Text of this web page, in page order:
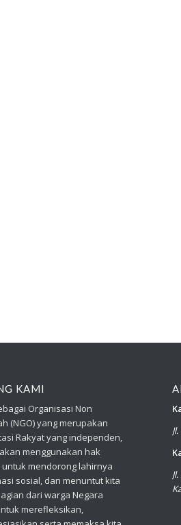
KAMI
Organisasi Non
(NGO) yang merupakan
Rakyat yang independen,
menggunakan hak
mendorong lahirnya
sosial, dan menuntut kita
dari warga Negara
merefleksikan,